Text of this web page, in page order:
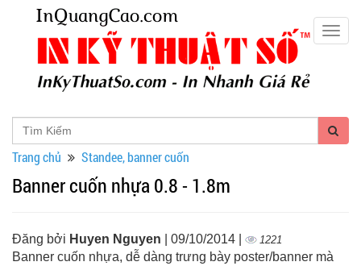
Trang chủ Standee, banner cuốn
Banner cuốn nhựa 0.8 - 1.8m
Đăng bởi Huyen Nguyen | 09/10/2014 | 1221
Banner cuốn nhựa, dễ dàng trưng bày poster/banner mà